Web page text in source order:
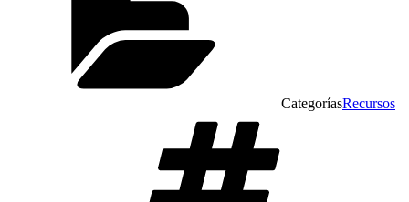
CategoríasRecursos